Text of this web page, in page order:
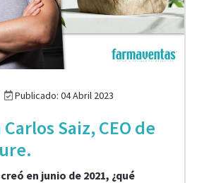
Publicado: 04 Abril 2023
Saiz, CEO de
en junio de 2021, ¿qué